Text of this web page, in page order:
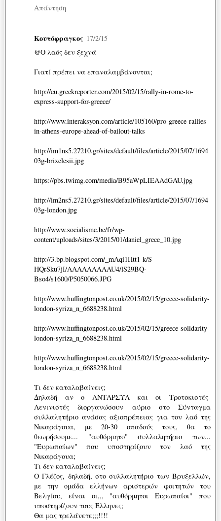
Απάντηση
Κουτόφραγκος 17/2/15
@Ο λαός δεν ξεχνά
Γιατί πρέπει να επαναλαμβάνονται;
http://eu.greekreporter.com/2015/02/15/rally-in-rome-to-
express-support-for-greece/
http://www.interaksyon.com/article/105160/pro-greece-rallies-
in-athens-europe-ahead-of-bailout-talks
http://im1ns5.27210.gr/sites/default/files/article/2015/07/1694
03g-brixelesii.jpg
https://pbs.twimg.com/media/B95aWpLIEAAdGAU.jpg
http://im2ns5.27210.gr/sites/default/files/article/2015/07/1694
03g-london.jpg
http://www.socialisme.be/fr/wp-
content/uploads/sites/3/2015/01/daniel_grece_10.jpg
http://3.bp.blogspot.com/_mAqi1Htt1-k/S-
HQrSku7jI/AAAAAAAAAU4/lS29BQ-
Bso4/s1600/P5050066.JPG
http://www.huffingtonpost.co.uk/2015/02/15/greece-solidarity-
london-syriza_n_6688238.html
http://www.huffingtonpost.co.uk/2015/02/15/greece-solidarity-
london-syriza_n_6688238.html
http://www.huffingtonpost.co.uk/2015/02/15/greece-solidarity-
london-syriza_n_6688238.html
Τι δεν καταλαβαίνεις;
Δηλαδή αν ο ΑΝΤΑΡΣΥΑ και οι Τροτσκιστές-
Λενινιστές διοργανώσουν αύριο στο Σύνταγμα
συλλαλητήριο ανάσας αξιοπρέπειας για τον λαό της
Νικαράγουα, με 20-30 οπαδούς τους, θα το
θεωρήσουμε... "αυθόρμητο" συλλαλητήριο των...
"Ευρωπαίων" που υποστηρίζουν τον λαό της
Νικαράγουα;
Τι δεν καταλαβαίνεις;
Ο Γλέζος, δηλαδή, στο συλλαλητήριο των Βρυξελλών,
με την ομάδα ελλήνων αριστερών φοιτητών του
Βελγίου, είναι οι,,, "αυθόρμητοι Ευρωπαίοι" που
υποστηρίζουν τους Έλληνες;
Θα μας τρελάνετε;;;!!!!